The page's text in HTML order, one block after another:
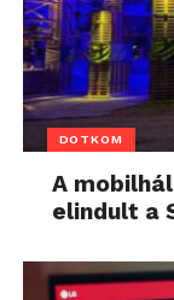
DOTKOM
A
elindult a